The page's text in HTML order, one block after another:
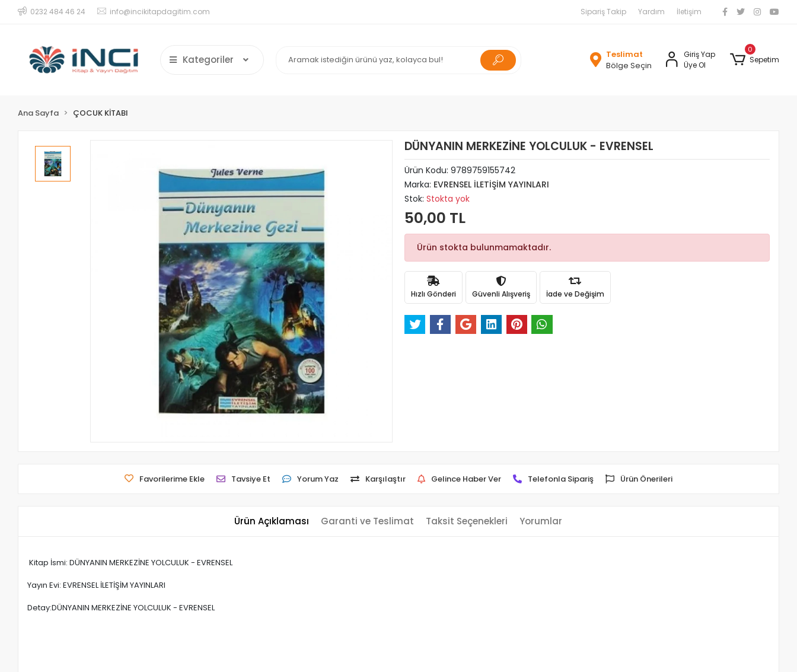
0232 484 46 24 info@incikitapdagitim.com Sipariş Takip Yardım İletişim
Kategoriler
Teslimat
Bölge Seçin
Giriş Yap
Üye Ol
0
Sepetim
Ana Sayfa ÇOCUK KİTABI
DÜNYANIN MERKEZİNE YOLCULUK - EVRENSEL
Ürün Kodu: 9789759155742
Marka: EVRENSEL İLETİŞİM YAYINLARI
Stok: Stokta yok
50,00 TL
Ürün stokta bulunmamaktadır.
Hızlı Gönderi Güvenli Alışveriş İade ve Değişim
Favorilerime Ekle Tavsiye Et Yorum Yaz Karşılaştır Gelince Haber Ver Telefonla Sipariş Ürün Önerileri
Ürün Açıklaması Garanti ve Teslimat Taksit Seçenekleri Yorumlar
Kitap İsmi: DÜNYANIN MERKEZİNE YOLCULUK - EVRENSEL
Yayın Evi: EVRENSEL İLETİŞİM YAYINLARI
Detay:DÜNYANIN MERKEZİNE YOLCULUK - EVRENSEL